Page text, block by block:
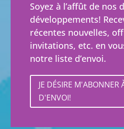
Soyez à l’affût de nos
développements!
récentes nouvelles,
invitations, etc. en
notre liste d’envoi.
JE DÉSIRE M'ABONNER
D'ENVOI!